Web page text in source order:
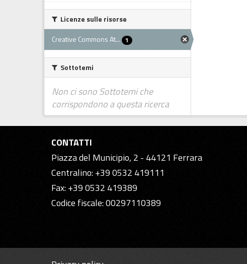
Licenze sulle risorse
Creative Commons At... 1
Sottotemi
Non ci sono Sottotemi che
corrispondono a questa ricerca
CONTATTI
Piazza del Municipio, 2 - 44121 Ferrara
Centralino: +39 0532 419111
Fax: +39 0532 419389
Codice fiscale: 00297110389